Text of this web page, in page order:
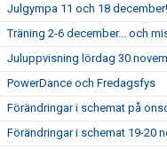
Julgympa 11 och 18 december!
Träning 2-6 december... och
Juluppvisning lördag 30
PowerDance och Fredagsfys
Förändringar i schemat på
Förändringar i schemat 19-20